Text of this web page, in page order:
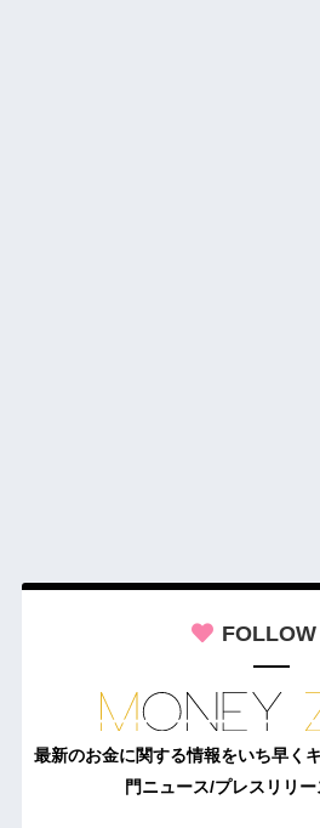
FOLLOW
最新のお金に関する情報をいち早く
門ニュース/プレスリリ